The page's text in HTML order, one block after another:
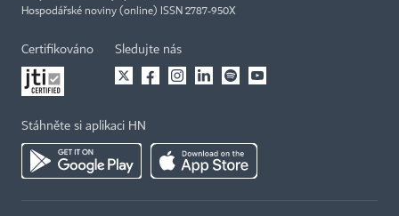
Hospodářské noviny (online) ISSN 2787-950X
Certifikováno Sledujte nás
Stáhněte si aplikaci HN